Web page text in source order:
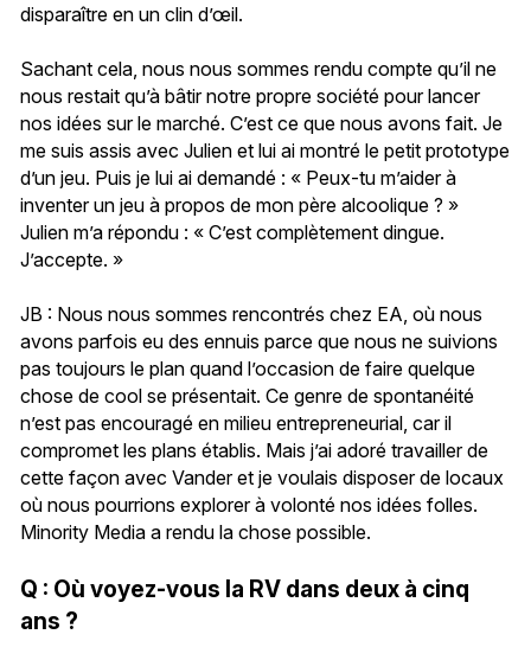
disparaître en un clin d’œil.
Sachant cela, nous nous sommes rendu compte qu’il ne
nous restait qu’à bâtir notre propre société pour lancer
nos idées sur le marché. C’est ce que nous avons fait. Je
me suis assis avec Julien et lui ai montré le petit prototype
d’un jeu. Puis je lui ai demandé : « Peux-tu m’aider à
inventer un jeu à propos de mon père alcoolique ? »
Julien m’a répondu : « C’est complètement dingue.
J’accepte. »
JB : Nous nous sommes rencontrés chez EA, où nous
avons parfois eu des ennuis parce que nous ne suivions
pas toujours le plan quand l’occasion de faire quelque
chose de cool se présentait. Ce genre de spontanéité
n’est pas encouragé en milieu entrepreneurial, car il
compromet les plans établis. Mais j’ai adoré travailler de
cette façon avec Vander et je voulais disposer de locaux
où nous pourrions explorer à volonté nos idées folles.
Minority Media a rendu la chose possible.
Q : Où voyez-vous la RV dans deux à cinq
ans ?